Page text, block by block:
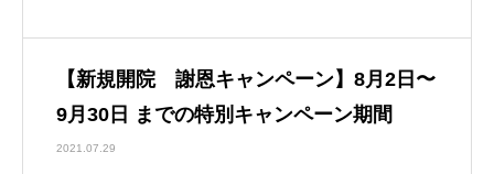
【新規開院 謝恩キャンペーン】8月2日〜
9月30日 までの特別キャンペーン期間
2021.07.29